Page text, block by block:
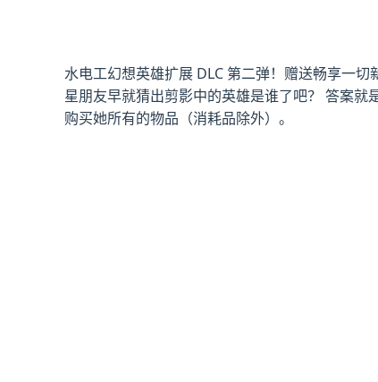
水电工幻想英雄扩展 DLC 第二弹！赠送畅享一
星朋友早就猜出剪影中的英雄是谁了吧？ 答案
购买她所有的物品（消耗品除外）。